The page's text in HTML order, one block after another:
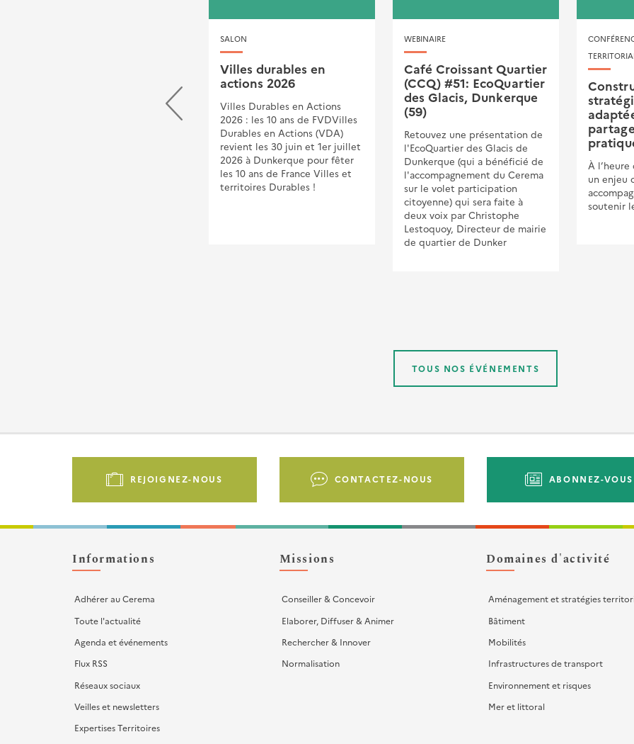
de buses métalliques :
quels enjeux et quelles
SALON
Villes durables en
actions 2026
Villes Durables en Actions
2026 : les 10 ans de FVDVilles
Durables en Actions (VDA)
revient les 30 juin et 1er juillet
2026 à Dunkerque pour fêter
les 10 ans de France Villes et
territoires Durables !
WEBINAIRE
Café Croissant Quartier
(CCQ) #51: EcoQuartier
des Glacis, Dunkerque
(59)
Retouvez une présentation de
l'EcoQuartier des Glacis de
Dunkerque (qui a bénéficié de
l'accompagnement du Cerema
sur le volet participation
citoyenne) qui sera faite à
deux voix par Christophe
Lestoquoy, Directeur de mairie
de quartier de Dunker
À
un enjeu
soutenir
TOUS NOS ÉVÉNEMENTS
Pied
Liens
d'actions
REJOIGNEZ-NOUS CONTACTEZ-NOUS ABONNEZ-VOUS
Informations
Adhérer au Cerema
Toute l'actualité
Agenda et événements
Flux RSS
Réseaux sociaux
Veilles et newsletters
Expertises Territoires
Missions
Conseiller & Concevoir
Elaborer, Diffuser & Animer
Rechercher & Innover
Normalisation
Domaines d'activité
Aménagement et stratégies
Bâtiment
Mobilités
Infrastructures de transport
Environnement et risques
Mer et littoral